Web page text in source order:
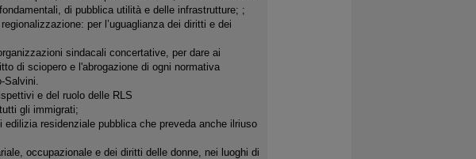
di pubblica utilità e delle infrastrutture; ;
per l’uguaglianza dei diritti e dei
sindacali concertative, per dare ai
di sciopero e l'abrogazione di ogni normativa
Salvini.
e del ruolo delle RLS
gli immigrati;
residenziale pubblica che preveda anche ilriuso
occupazionale e dei diritti delle donne, nei luoghi di